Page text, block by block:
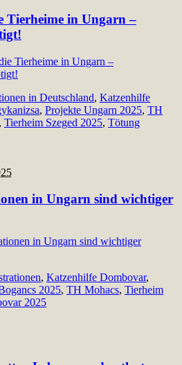
Tierheime in Ungarn –
in Deutschland, Katzenhilfe
, Projekte Ungarn 2025, TH
, Tierheim Szeged 2025, Tötung
in Ungarn sind wichtiger
, Katzenhilfe Dombovar,
2025, TH Mohacs, Tierheim
2025